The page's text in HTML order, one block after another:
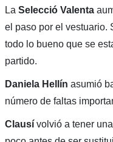
La Selecció Valenta
el paso por el vestuario.
todo lo bueno que se
partido.
Daniela Hellín asumió
número de faltas
Clausívolvió a tener